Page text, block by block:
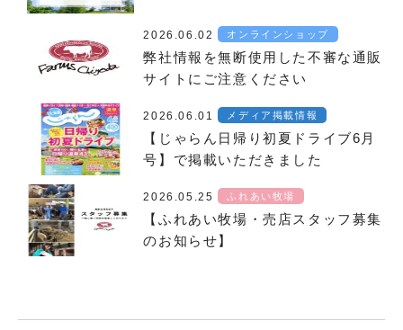
2026.06.02 オンラインショップ
弊社情報を無断使用した不審な通販
サイトにご注意ください
2026.06.01 メディア掲載情報
【じゃらん日帰り初夏ドライブ6月
号】で掲載いただきました
2026.05.25 ふれあい牧場
【ふれあい牧場・売店スタッフ募集
のお知らせ】